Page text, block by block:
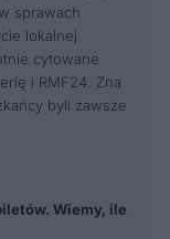
sprawach
lokalnej
cytowane
i RMF24. Zna
byli zawsze
Wiemy, ile